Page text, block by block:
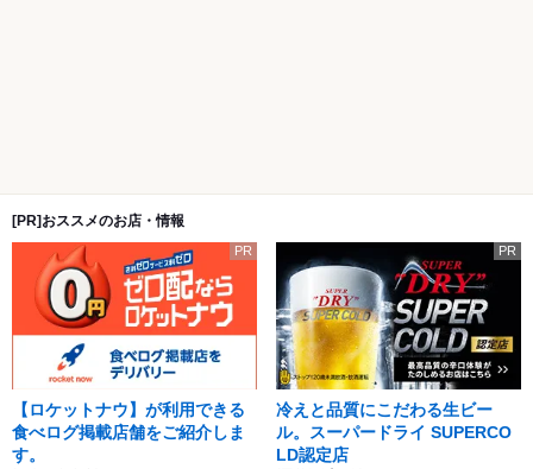
[PR]おススメのお店・情報
PR
【ロケットナウ】が利用できる
食べログ掲載店舗をご紹介しま
す。
PR
冷えと品質にこだわる生ビー
ル。スーパードライ SUPERCO
LD認定店